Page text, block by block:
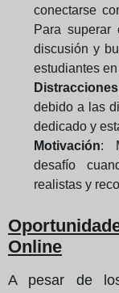
conectarse
Para superar
discusión y
estudiantes
Distracciones
debido a las
dedicado y
Motivación:
desafío
realistas y
Online
A pesar de